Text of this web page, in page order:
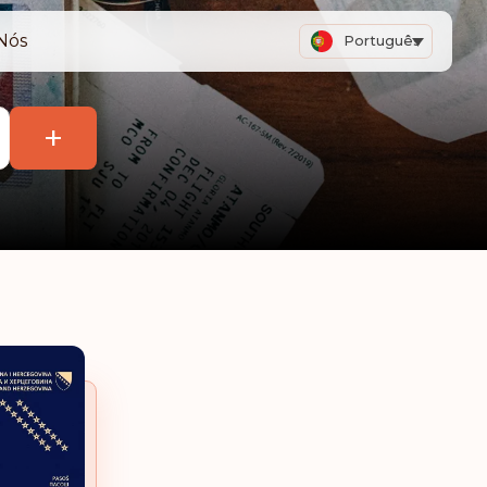
Português
+